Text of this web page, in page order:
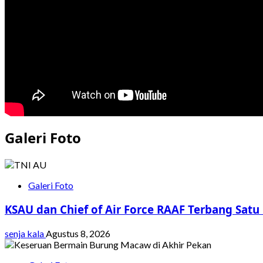
Galeri Foto
Galeri Foto
KSAU dan Chief of Air Force RAAF Terbang
senja kala Agustus 8, 2026